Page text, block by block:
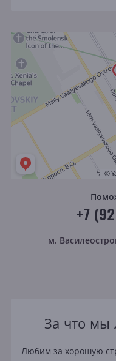
+7
м.
За что мы
Любим за хорошую